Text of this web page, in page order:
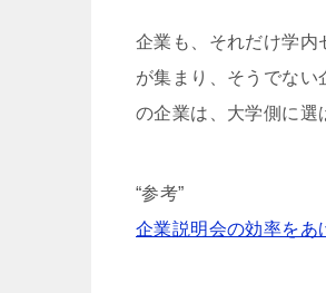
企業も、それだけ学内
が集まり、そうでない
の企業は、大学側に選
“参考”
企業説明会の効率をあ